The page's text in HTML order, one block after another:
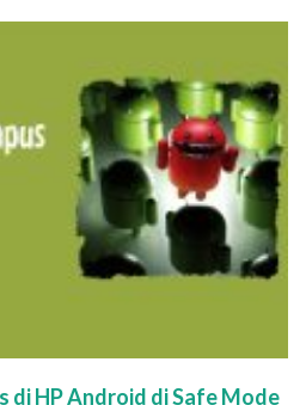
di HP Android di Safe Mode